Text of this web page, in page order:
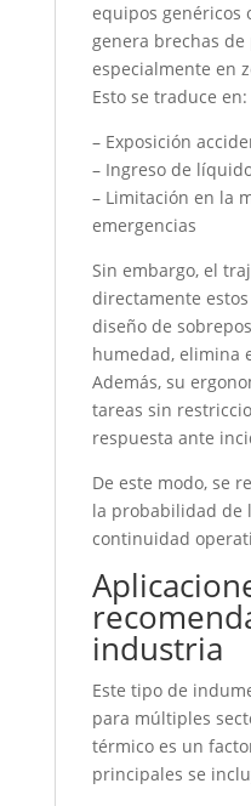
equipos genéricos
genera brechas de
especialmente en
Esto se traduce en:
– Exposición
– Ingreso de
– Limitación en la
emergencias
Sin embargo, el
directamente
diseño de
humedad, elimina
Además, su
tareas sin
respuesta ante
De este modo, se
la probabilidad de
continuidad
industria
Este tipo de
para múltiples
térmico es un
principales se